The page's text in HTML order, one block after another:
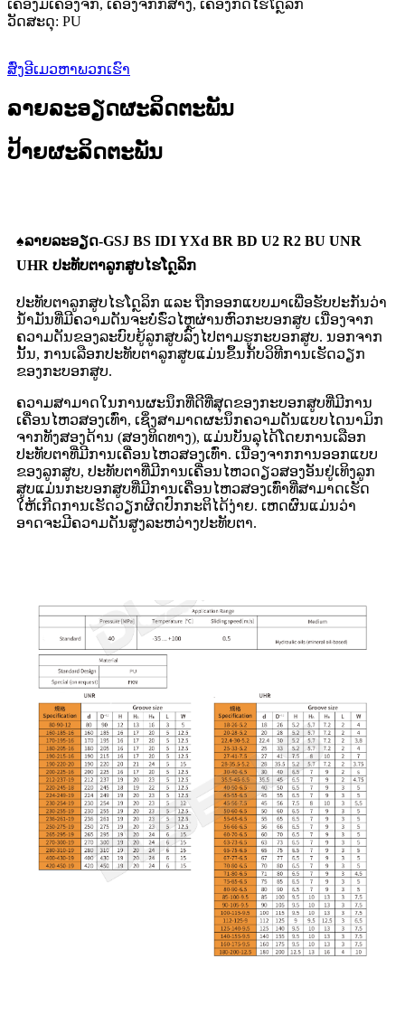
ເຄື່ອງມືເຄື່ອງຈັກ, ເຄື່ອງຈັກກໍ່ສ້າງ, ເຄື່ອງກົດໄຮໂດຼລິກ
ວັດສະດຸ: PU
ສົ່ງອີເມວຫາພວກເຮົາ
ລາຍລະອຽດຜະລິດຕະພັນ
ປ້າຍຜະລິດຕະພັນ
♠ລາຍລະອຽດ-GSJ BS IDI YXd BR BD U2 R2 BU UNR
UHR ປະທັບຕາລູກສູບໄຮໂດຼລິກ
ປະທັບຕາລູກສູບໄຮໂດຼລິກ ແລະ ຖືກອອກແບບມາເພື່ອຮັບປະກັນວ່າ
ນ້ຳມັນທີ່ມີຄວາມດັນຈະບໍ່ຮົ່ວໄຫຼຜ່ານຫົວກະບອກສູບ ເນື່ອງຈາກ
ຄວາມດັນຂອງລະບົບຍູ້ລູກສູບລົງໄປຕາມຮູກະບອກສູບ. ນອກຈາກ
ນັ້ນ, ການເລືອກປະທັບຕາລູກສູບແມ່ນຂຶ້ນກັບວິທີການເຮັດວຽກ
ຂອງກະບອກສູບ.
ຄວາມສາມາດໃນການຜະນຶກທີ່ດີທີ່ສຸດຂອງກະບອກສູບທີ່ມີການ
ເຄື່ອນໄຫວສອງເທົ່າ, ເຊິ່ງສາມາດຜະນຶກຄວາມດັນແບບໄດນາມິກ
ຈາກທັງສອງດ້ານ (ສອງທິດທາງ), ແມ່ນບັນລຸໄດ້ໂດຍການເລືອກ
ປະທັບຕາທີ່ມີການເຄື່ອນໄຫວສອງເທົ່າ. ເນື່ອງຈາກການອອກແບບ
ຂອງລູກສູບ, ປະທັບຕາທີ່ມີການເຄື່ອນໄຫວດຽວສອງອັນຢູ່ເທິງລູກ
ສູບແມ່ນກະບອກສູບທີ່ມີການເຄື່ອນໄຫວສອງເທົ່າທີ່ສາມາດເຮັດ
ໃຫ້ເກີດການເຮັດວຽກຜິດປົກກະຕິໄດ້ງ່າຍ. ເຫດຜົນແມ່ນວ່າ
ອາດຈະມີຄວາມດັນສູງລະຫວ່າງປະທັບຕາ.